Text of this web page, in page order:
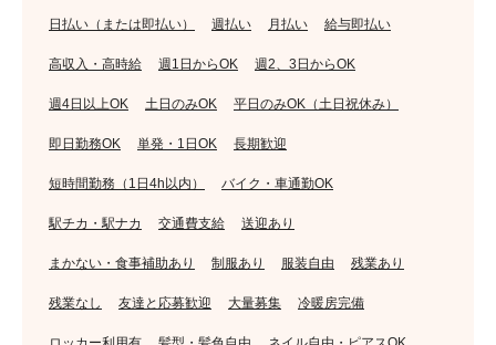
日払い（または即払い） 週払い 月払い 給与即払い
高収入・高時給 週1日からOK 週2、3日からOK
週4日以上OK 土日のみOK 平日のみOK（土日祝休み）
即日勤務OK 単発・1日OK 長期歓迎
短時間勤務（1日4h以内） バイク・車通勤OK
駅チカ・駅ナカ 交通費支給 送迎あり
まかない・食事補助あり 制服あり 服装自由 残業あり
残業なし 友達と応募歓迎 大量募集 冷暖房完備